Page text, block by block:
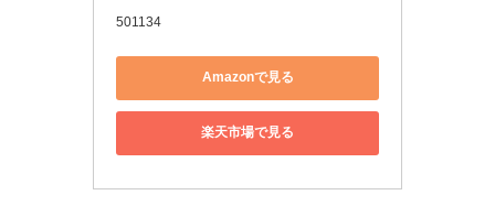
501134
Amazonで見る
楽天市場で見る